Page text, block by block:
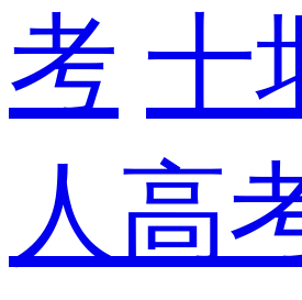
考 十
人高